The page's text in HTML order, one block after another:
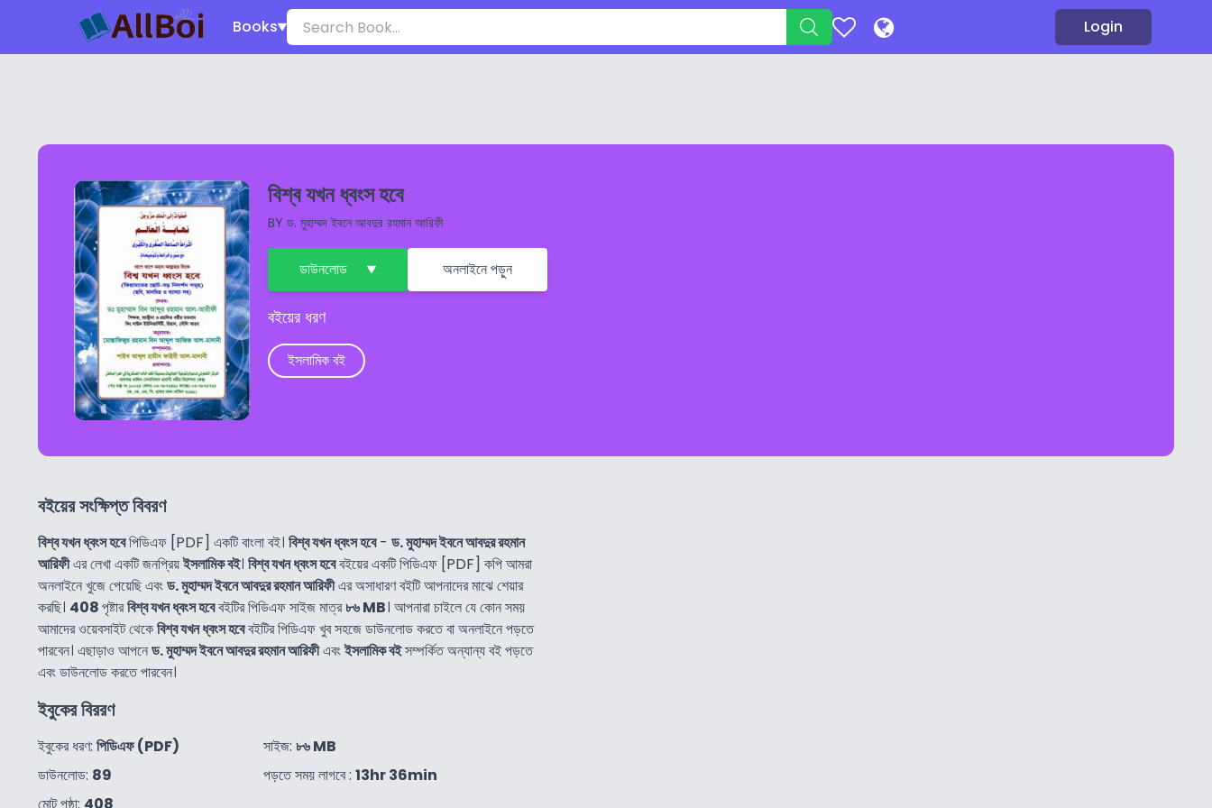
Books Login
বিশ্ব যখন ধ্বংস হবে
BY ড. মুহাম্মদ ইবনে আবদুর রহমান আরিফী
ডাউনলোড অনলাইনে পড়ুন
বইয়ের ধরণ
ইসলামিক বই
বইয়ের সংক্ষিপ্ত বিবরণ
বিশ্ব যখন ধ্বংস হবেপিডিএফ [PDF] একটি বাংলা বই। বিশ্ব যখন ধ্বংস হবে- ড. মুহাম্মদ ইবনে আবদুর রহমান
আরিফীএর লেখা একটি জনপ্রিয়ইসলামিক বই। বিশ্ব যখন ধ্বংস হবেবইয়ের একটি পিডিএফ [PDF] কপি আমরা
অনলাইনে খুজে পেয়েছি এবংড. মুহাম্মদ ইবনে আবদুর রহমান আরিফীএর অসাধারণ বইটি আপনাদের মাঝে শেয়ার
করছি। 408পৃষ্টারবিশ্ব যখন ধ্বংস হবেবইটির পিডিএফ সাইজ মাত্র৮৬ MB। আপনারা চাইলে যে কোন সময়
আমাদের ওয়েবসাইট থেকেবিশ্ব যখন ধ্বংস হবেবইটির পিডিএফ খুব সহজে ডাউনলোড করতে বা অনলাইনে পড়তে
পারবেন। এছাড়াও আপনেড. মুহাম্মদ ইবনে আবদুর রহমান আরিফীএবংইসলামিক বইসম্পর্কিত অন্যান্য বই পড়তে
এবং ডাউনলোড করতে পারবেন।
ইবুকের বিররণ
ইবুকের ধরণ: পিডিএফ (PDF)
ডাউনলোড: 89
সাইজ: ৮৬ MB
পড়তে সময় লাগবে : 13hr 36min